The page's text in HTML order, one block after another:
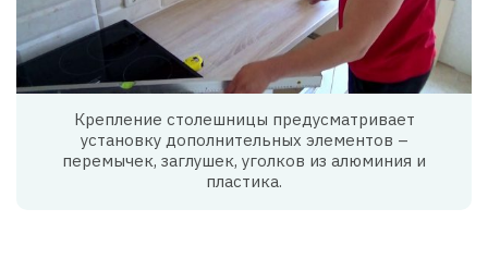
Крепление столешницы предусматривает
установку дополнительных элементов –
перемычек, заглушек, уголков из алюминия и
пластика.